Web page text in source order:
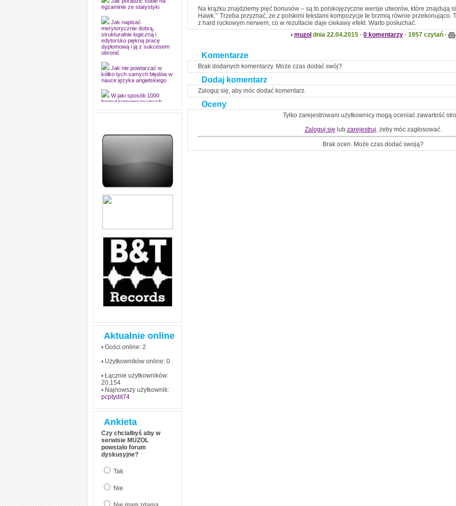
Jak poradzić sobie na
egzaminie ze statystyki
Jak napisać
merytorycznie dobrą,
strukturalnie logiczną i
edytorsko piękną pracę
dyplomową i ją z sukcesem
obronić
Jak nie powtarzać w
kółko tych samych błędów w
nauce języka angielskiego
W jaki sposób 1000
pozwoli Ci opanować język
zapamiętasz
zrozumiale wytłumaczył, na
(reported speech) w języku
angielskim
dłużej!
Aktualnie online
Gości online: 2
Użytkowników online: 0
Łącznie użytkowników:
20,154
Najnowszy użytkownik:
pcptydit74
Ankieta
Czy chciałbyś aby w
serwisie MUZOL
powstało forum
dyskusyjne?
Tak
Nie
Na krążku znajdziemy pięć bonusów – są to polskojęzyczne wersje utworów, które znajdują
Hawk.’’ Trzeba przyznać, że z polskimi tekstami kompozycje te brzmią równie
z hard rockowym nerwem, co w rezultacie daje ciekawy efekt. Warto posłuchać.
muzol dnia 22.04.2015 · 0 komentarzy · 1957 czytań ·
Komentarze
Brak dodanych komentarzy. Może czas dodać swój?
Dodaj komentarz
Zaloguj się, aby móc dodać komentarz.
Oceny
Tylko zarejestrowani użytkownicy mogą oceniać zawartość
Zaloguj się lub zarejestruj, żeby móc zagłosować.
Brak ocen. Może czas dodać swoją?